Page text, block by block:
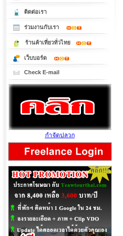
ติดต่อเรา
ร่วมงานกับเรา
ร้านค้าเที่ยวทั่วไทย
เว็บบอร์ด
Check E-mail
กำจัดปลวก